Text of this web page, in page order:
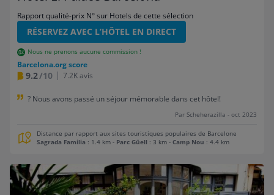
Rapport qualité-prix N° sur Hotels de cette sélection
RÉSERVEZ AVEC L’HÔTEL EN DIRECT
Nous ne prenons aucune commission !
Barcelona.org score
9.2/10 7.2K avis
? Nous avons passé un séjour mémorable dans cet hôtel!
Par Scheherazilla - oct 2023
Distance par rapport aux sites touristiques populaires de Barcelone
Sagrada Familia : 1.4 km - Parc Güell : 3 km - Camp Nou : 4.4 km